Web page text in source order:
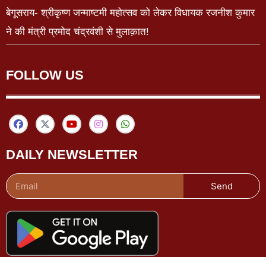
बेगूसराय- श्रीकृष्ण जन्माष्टमी महोत्सव को लेकर विधायक रजनीश कुमार
ने की मंत्री प्रमोद चंद्रवंशी से मुलाक़ात!
FOLLOW US
DAILY NEWSLETTER
Send